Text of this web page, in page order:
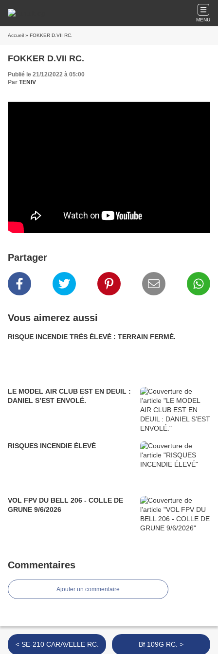
MENU
Accueil » FOKKER D.VII RC.
FOKKER D.VII RC.
Publié le 21/12/2022 à 05:00
Par TENIV
Partager
Vous aimerez aussi
RISQUE INCENDIE TRÉS ÉLEVÉ : TERRAIN FERMÉ.
LE MODEL AIR CLUB EST EN DEUIL :
DANIEL S’EST ENVOLÉ.
RISQUES INCENDIE ÉLEVÉ
VOL FPV DU BELL 206 - COLLE DE
GRUNE 9/6/2026
Commentaires
Ajouter un commentaire
< SE-210 CARAVELLE RC. Bf 109G RC. >